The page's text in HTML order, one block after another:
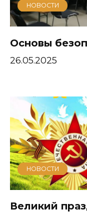
НОВОСТИ
Основы
26.05.2025
НОВОСТИ
Великий